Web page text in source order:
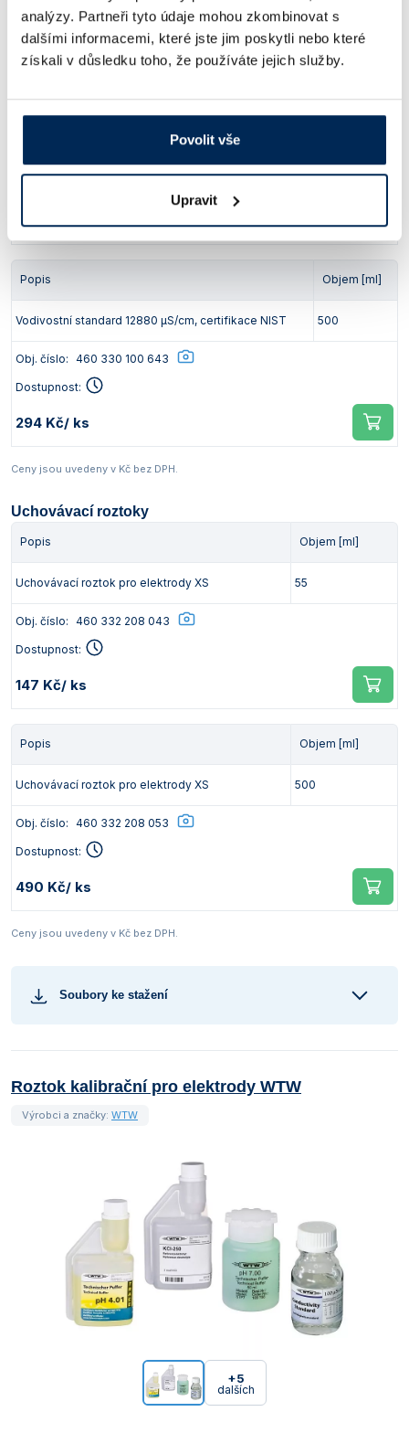
analýzy. Partneři tyto údaje mohou zkombinovat s
dalšími informacemi, které jste jim poskytli nebo které
získali v důsledku toho, že používáte jejich služby.
Povolit vše
Upravit
294 Kč/ ks
Vodivostní standard 1413 μS/cm, certifikace NIST 500
294 Kč
Popis Objem [ml]
Vodivostní standard 12880 μS/cm, certifikace NIST 500
Obj. číslo: 460 330 100 643
Dostupnost:
294 Kč/ ks
Ceny jsou uvedeny v Kč bez DPH.
Uchovávací roztoky
Popis Objem [ml]
Uchovávací roztok pro elektrody XS 55
Obj. číslo: 460 332 208 043
Dostupnost:
147 Kč/ ks
Popis Objem [ml]
Uchovávací roztok pro elektrody XS 500
Obj. číslo: 460 332 208 053
Dostupnost:
490 Kč/ ks
Ceny jsou uvedeny v Kč bez DPH.
Soubory ke stažení
Roztok kalibrační pro elektrody WTW
+5
dalších
Výrobci a značky: WTW